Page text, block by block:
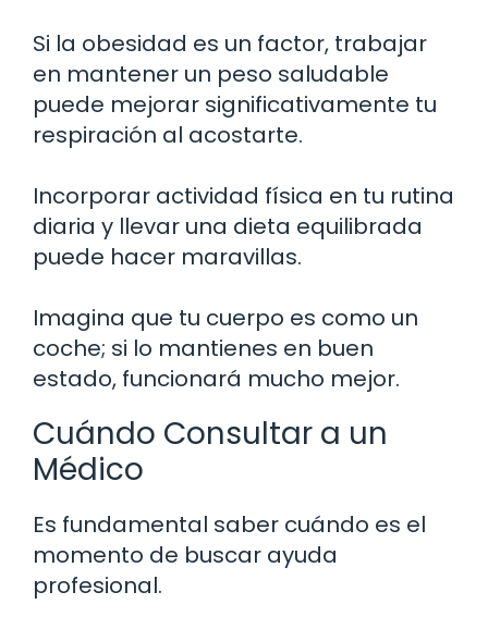
Si la obesidad es un factor, trabajar
en mantener un peso saludable
puede mejorar significativamente tu
respiración al acostarte.
Incorporar actividad física en tu rutina
diaria y llevar una dieta equilibrada
puede hacer maravillas.
Imagina que tu cuerpo es como un
coche; si lo mantienes en buen
estado, funcionará mucho mejor.
Cuándo Consultar a un
Médico
Es fundamental saber cuándo es el
momento de buscar ayuda
profesional.